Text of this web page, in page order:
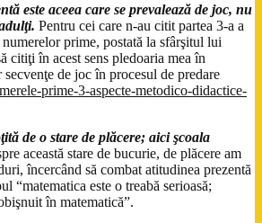
este aceea care se prevalează de joc, nu
Pentru cei care n-au citit partea 3-a a
numerelor prime, postată la sfârşitul lui
citiţi în acest sens pledoaria mea în
de joc în procesul de predare
prime-3-aspecte-metodico-didactice-
de o stare de plăcere; aici şcoala
această stare de bucurie, de plăcere am
încercând să combat atitudinea prezentă
“matematica este o treabă serioasă;
în matematică”.